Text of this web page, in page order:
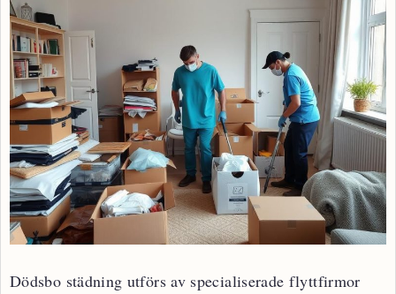
Dödsbo städning utförs av specialiserade flyttfirmor